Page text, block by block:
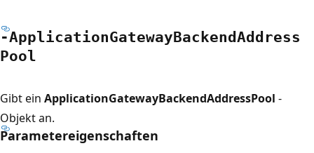
-ApplicationGatewayBackendAddress
Pool
Gibt ein ApplicationGatewayBackendAddressPool -
Objekt an.
Parametereigenschaften